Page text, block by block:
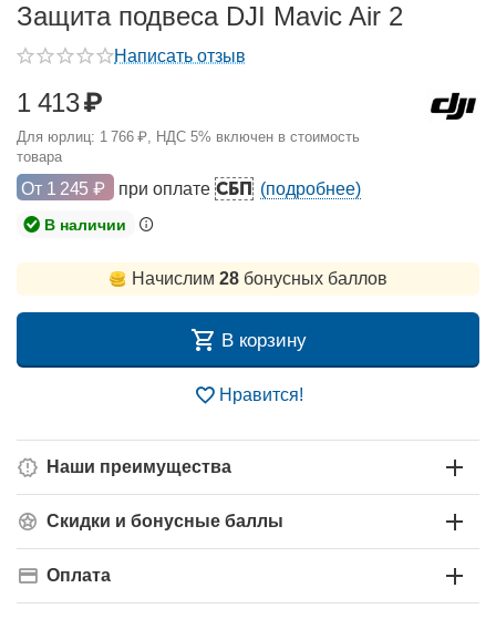
Защита подвеса DJI Mavic Air 2
Написать отзыв
1 413₽
Для юрлиц: 1 766 ₽, НДС 5% включен в стоимость
товара
От 1 245 ₽ при оплате СБП (подробнее)
В наличии
Начислим 28бонусных баллов
В корзину
Нравится!
Наши преимущества
Скидки и бонусные баллы
Оплата